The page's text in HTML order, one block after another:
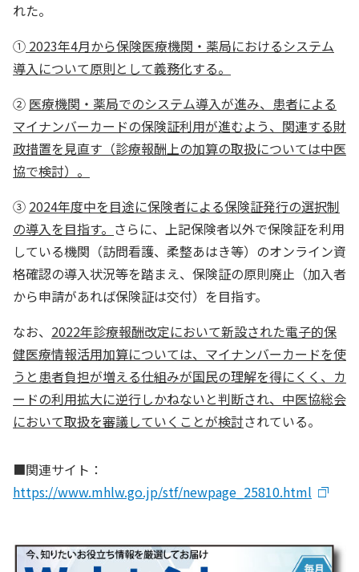
れた。
① 2023年4月から保険医療機関・薬局におけるシステム
導入について原則として義務化する。
② 医療機関・薬局でのシステム導入が進み、患者による
マイナンバーカードの保険証利用が進むよう、関連する財
政措置を見直す（診療報酬上の加算の取扱については中医
協で検討）。
③ 2024年度中を目途に保険者による保険証発行の選択制
の導入を目指す。 さらに、上記保険者以外で保険証を利用
している機関（訪問看護、柔整あはき等）のオンライン資
格確認の導入状況等を踏まえ、保険証の原則廃止（加入者
から申請があれば保険証は交付）を目指す。
なお、 2022年診療報酬改定において新設された電子的保
健医療情報活用加算については、マイナンバーカードを使
うと患者負担が増える仕組みが国民の理解を得にくく、カ
ードの利用拡大に逆行しかねないと判断され、中医協総会
において取扱を審議していくことが検討されている。
■関連サイト：
https://www.mhlw.go.jp/stf/newpage_25810.html